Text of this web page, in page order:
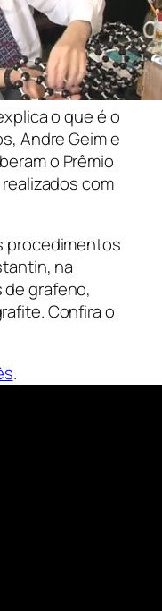
o que é o
Andre Geim e
o Prêmio
com
procedimentos
na
grafeno,
Confira o
.